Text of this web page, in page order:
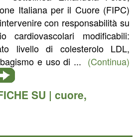
Italiana per il Cuore (FIPC)
con responsabilità su
modificabili:
livello di colesterolo LDL,
e uso di ... (Continua)
SU | cuore,